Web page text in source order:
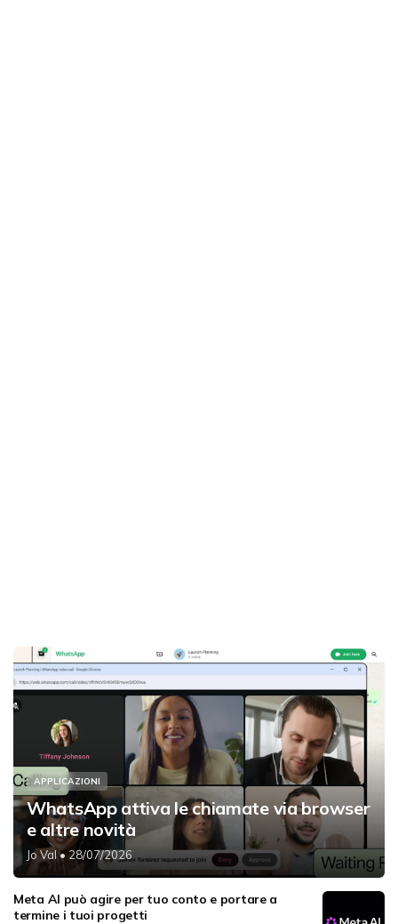
APPLICAZIONI
WhatsApp attiva le chiamate via browser
e altre novità
Jo Val• 28/07/2026
Meta AI può agire per tuo conto e portare a
termine i tuoi progetti